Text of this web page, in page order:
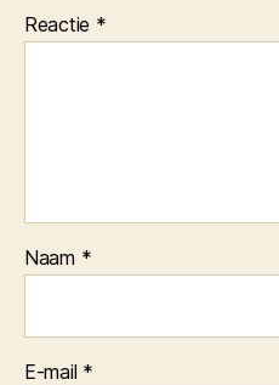
Reactie *
Naam *
E-mail *